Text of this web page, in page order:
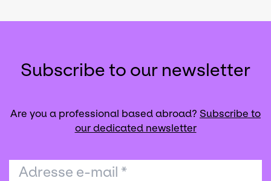
Subscribe to our newsletter
Are you a professional based abroad? Subscribe to
our dedicated newsletter
Adresse e-mail *